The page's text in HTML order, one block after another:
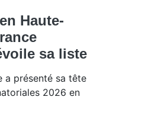
Haute-
sa liste
a présenté sa tête
2026 en